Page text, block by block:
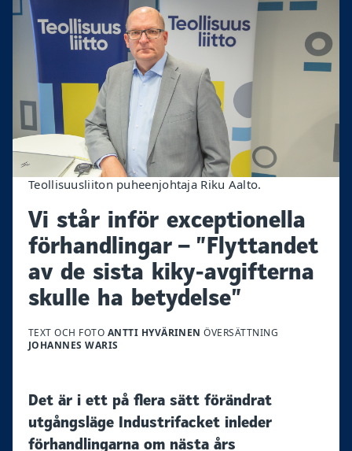
Teollisuusliiton puheenjohtaja Riku Aalto.
Vi står inför exceptionella
förhandlingar – ”Flyttandet
av de sista kiky-avgifterna
skulle ha betydelse”
TEXT OCH FOTO ANTTI HYVÄRINEN ÖVERSÄTTNING
JOHANNES WARIS
Det är i ett på flera sätt förändrat
utgångsläge Industrifacket inleder
förhandlingarna om nästa års